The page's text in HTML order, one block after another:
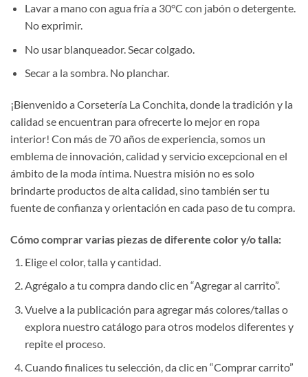
Lavar a mano con agua fría a 30°C con jabón o detergente.
No exprimir.
No usar blanqueador. Secar colgado.
Secar a la sombra. No planchar.
¡Bienvenido a Corsetería La Conchita, donde la tradición y la
calidad se encuentran para ofrecerte lo mejor en ropa
interior! Con más de 70 años de experiencia, somos un
emblema de innovación, calidad y servicio excepcional en el
ámbito de la moda íntima. Nuestra misión no es solo
brindarte productos de alta calidad, sino también ser tu
fuente de confianza y orientación en cada paso de tu compra.
Cómo comprar varias piezas de diferente color y/o talla:
Elige el color, talla y cantidad.
Agrégalo a tu compra dando clic en “Agregar al carrito”.
Vuelve a la publicación para agregar más colores/tallas o
explora nuestro catálogo para otros modelos diferentes y
repite el proceso.
Cuando finalices tu selección, da clic en “Comprar carrito”